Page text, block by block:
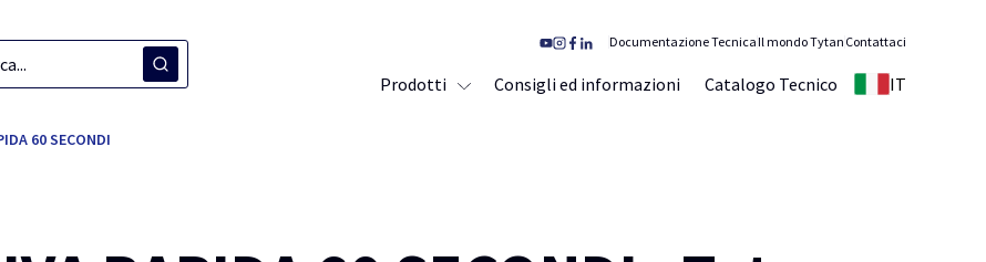
Prodotti Consigli ed informazioni Catalogo Tecnico IT
Documentazione TecnicaIl mondo Tytan Contattaci
60 SECONDI